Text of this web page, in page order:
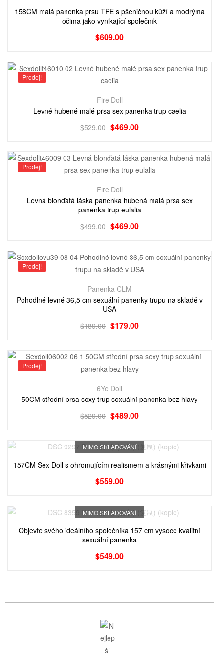
158CM malá panenka prsu TPE s pšeničnou kůží a modrýma
očima jako vynikající společník
$609.00
Prodej!
Fire Doll
Levné hubené malé prsa sex panenka trup caelia
$529.00 $469.00
Prodej!
Fire Doll
Levná blonďatá láska panenka hubená malá prsa sex
panenka trup eulalia
$499.00 $469.00
Prodej!
Panenka CLM
Pohodlné levné 36,5 cm sexuální panenky trupu na skladě v
USA
$189.00 $179.00
Prodej!
6Ye Doll
50CM střední prsa sexy trup sexuální panenka bez hlavy
$529.00 $489.00
MIMO SKLADOVÁNÍ
157CM Sex Doll s ohromujícím realismem a krásnými křivkami
$559.00
MIMO SKLADOVÁNÍ
Objevte svého ideálního společníka 157 cm vysoce kvalitní
sexuální panenka
$549.00